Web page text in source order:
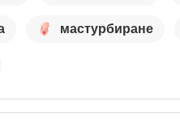
мастурбиране